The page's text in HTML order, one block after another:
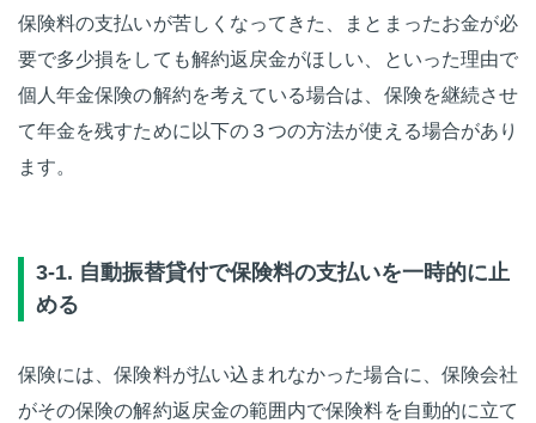
保険料の支払いが苦しくなってきた、まとまったお金が必
要で多少損をしても解約返戻金がほしい、といった理由で
個人年金保険の解約を考えている場合は、保険を継続させ
て年金を残すために以下の３つの方法が使える場合があり
ます。
3-1. 自動振替貸付で保険料の支払いを一時的に止
める
保険には、保険料が払い込まれなかった場合に、保険会社
がその保険の解約返戻金の範囲内で保険料を自動的に立て